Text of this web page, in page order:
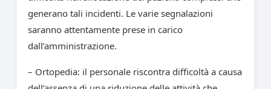
generano tali incidenti. Le varie segnalazioni
saranno attentamente prese in carico
dall’amministrazione.
– Ortopedia: il personale riscontra difficoltà a causa